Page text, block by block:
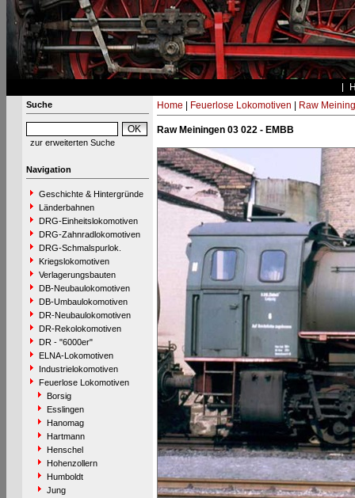
Suche
zur erweiterten Suche
Navigation
Geschichte & Hintergründe
Länderbahnen
DRG-Einheitslokomotiven
DRG-Zahnradlokomotiven
DRG-Schmalspurlok.
Kriegslokomotiven
Verlagerungsbauten
DB-Neubaulokomotiven
DB-Umbaulokomotiven
DR-Neubaulokomotiven
DR-Rekolokomotiven
DR - "6000er"
ELNA-Lokomotiven
Industrielokomotiven
Feuerlose Lokomotiven
Borsig
Esslingen
Hanomag
Hartmann
Henschel
Hohenzollern
Humboldt
Jung
Home Feuerlose Lokomotiven Raw
Raw Meiningen 03 022 - EMBB